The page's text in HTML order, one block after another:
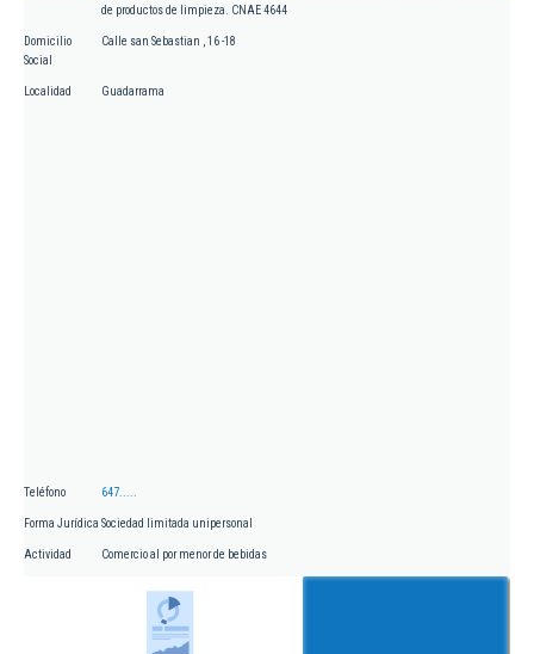
de productos de limpieza. CNAE 4644
Domicilio
Social
Calle san Sebastian , 16 -18
Localidad Guadarrama
Teléfono 647.....
Forma Jurídica Sociedad limitada unipersonal
Actividad Comercio al por menor de bebidas